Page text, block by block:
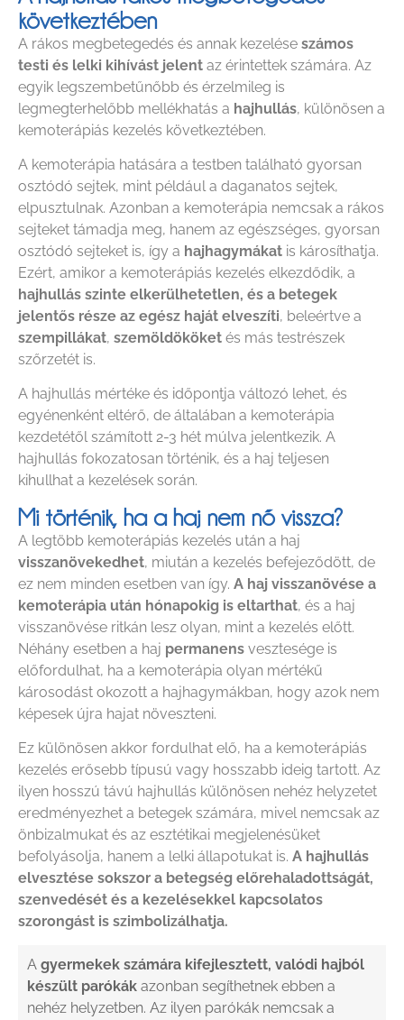
következtében
A rákos megbetegedés és annak kezelése számos
testi és lelki kihívást jelent az érintettek számára. Az
egyik legszembetűnőbb és érzelmileg is
legmegterhelőbb mellékhatás a hajhullás, különösen a
kemoterápiás kezelés következtében.
A kemoterápia hatására a testben található gyorsan
osztódó sejtek, mint például a daganatos sejtek,
elpusztulnak. Azonban a kemoterápia nemcsak a rákos
sejteket támadja meg, hanem az egészséges, gyorsan
osztódó sejteket is, így a hajhagymákat is károsíthatja.
Ezért, amikor a kemoterápiás kezelés elkezdődik, a
hajhullás szinte elkerülhetetlen, és a betegek
jelentős része az egész haját elveszíti, beleértve a
szempillákat, szemöldököket és más testrészek
szőrzetét is.
A hajhullás mértéke és időpontja változó lehet, és
egyénenként eltérő, de általában a kemoterápia
kezdetétől számított 2-3 hét múlva jelentkezik. A
hajhullás fokozatosan történik, és a haj teljesen
kihullhat a kezelések során.
Mi történik, ha a haj nem nő vissza?
A legtöbb kemoterápiás kezelés után a haj
visszanövekedhet, miután a kezelés befejeződött, de
ez nem minden esetben van így. A haj visszanövése a
kemoterápia után hónapokig is eltarthat, és a haj
visszanövése ritkán lesz olyan, mint a kezelés előtt.
Néhány esetben a haj permanens vesztesége is
előfordulhat, ha a kemoterápia olyan mértékű
károsodást okozott a hajhagymákban, hogy azok nem
képesek újra hajat növeszteni.
Ez különösen akkor fordulhat elő, ha a kemoterápiás
kezelés erősebb típusú vagy hosszabb ideig tartott. Az
ilyen hosszú távú hajhullás különösen nehéz helyzetet
eredményezhet a betegek számára, mivel nemcsak az
önbizalmukat és az esztétikai megjelenésüket
befolyásolja, hanem a lelki állapotukat is. A hajhullás
elvesztése sokszor a betegség előrehaladottságát,
szenvedését és a kezelésekkel kapcsolatos
szorongást is szimbolizálhatja.
A gyermekek számára kifejlesztett, valódi hajból
készült parókák azonban segíthetnek ebben a
nehéz helyzetben. Az ilyen parókák nemcsak a